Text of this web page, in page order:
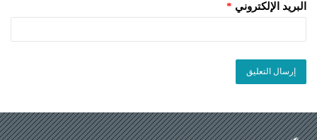
البريد الإلكتروني *